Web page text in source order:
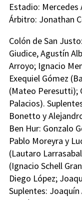
Estadio: Mercedes
Árbitro: Jonathan
Colón de San
Giudice, Agustín
Arroyo; Ignacio
Exequiel Gómez
(Mateo Peresutti);
Palacios).
Bonetto y
Ben Hur: Gonzalo
Pablo Moreyra y
(Lautaro
(Ignacio Schell
Diego López;
Suplentes: Joaquín